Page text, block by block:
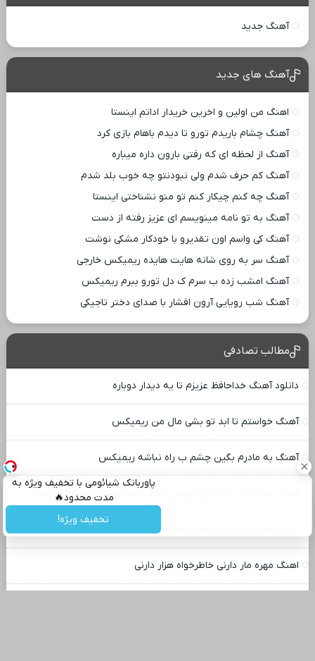
پاوربانک شیائومی با تخفیف ویژه به
مدت محدود🔥
تخفیف ویژه!
آهنگ جدید
آهنگ های جدید
اهنگ من اولین و اخرین خریدار اداتم اینستا
آهنگ چشام باریدم تورو تا دیدم باهام بازی کرد
آهنگ از لحظه ای که رفتی بارون داره میباره
آهنگ کم حرف شدم ولی نبودنتو چه خوب بلد شدم
آهنگ چه کنم چیکار کنم تو منو نشناختی اینستا
آهنگ به تو نامه مینویسم ای عزیز رفته از دست
آهنگ کی واسم اون تقدیرو با خودکار مشکی نوشت
آهنگ سر به روی شانه هایت هایده ریمیکس خارجی
آهنگ امشب زده ب سرم ک دل تورو ببرم ریمیکس
آهنگ شب رویایی آرون افشار با صدای دختر تاجیکی
مطالب تصادفی
دانلود آهنگ خداحافظ عزیزم تا یه دیدار دوباره
آهنگ خواستم تا ابد تو بشی مال من ریمیکس
آهنگ به مادرم بگین چشم ب راه نباشه ریمیکس
آهنگ سه برادر خداوردی عروس دوماد محو تماشای هم ریمیکس
دانلود آهنگ به یادت محمد اصفهانی ۳۲۰
اهنگ مهره مار دارنی خاطرخواه هزار دارنی